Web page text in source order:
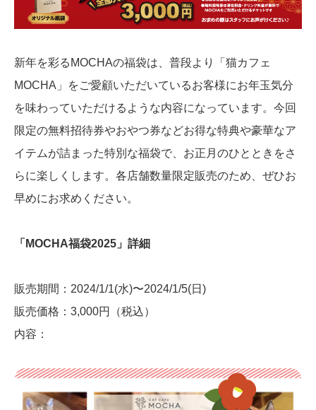
新年を彩るMOCHAの福袋は、普段より「猫カフェ
MOCHA」をご愛顧いただいているお客様にお年玉気分
を味わっていただけるような内容になっています。今回
限定の無料招待券やおやつ券などお得な特典や豪華なア
イテムが詰まった特別な福袋で、お正月のひとときをさ
らに楽しくします。各店舗数量限定販売のため、ぜひお
早めにお求めください。
「MOCHA福袋2025」詳細
販売期間：2024/1/1(水)〜2024/1/5(日)
販売価格：3,000円（税込）
内容：